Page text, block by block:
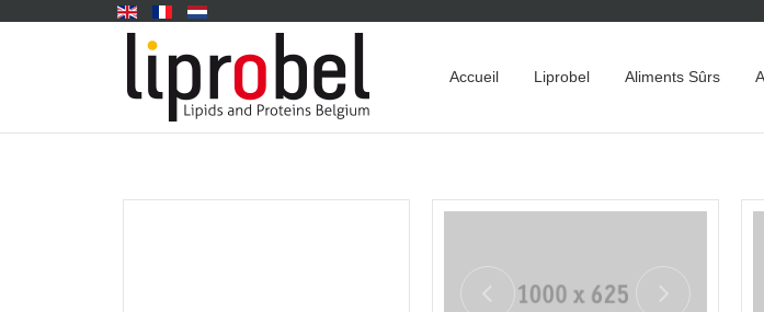
Accueil Liprobel Aliments Sûrs